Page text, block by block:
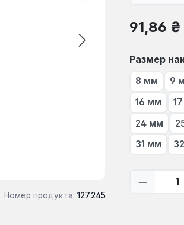
Номер продукта: 127245
Обычная
91,86 ₴
Выберите
Размер
8 мм 9
16 мм
24 мм
31 мм